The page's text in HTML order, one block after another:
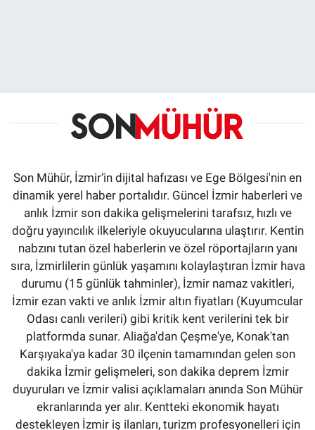
Son Mühür, İzmir’in dijital hafızası ve Ege Bölgesi'nin en
dinamik yerel haber portalıdır. Güncel İzmir haberleri ve
anlık İzmir son dakika gelişmelerini tarafsız, hızlı ve
doğru yayıncılık ilkeleriyle okuyucularına ulaştırır. Kentin
nabzını tutan özel haberlerin ve özel röportajların yanı
sıra, İzmirlilerin günlük yaşamını kolaylaştıran İzmir hava
durumu (15 günlük tahminler), İzmir namaz vakitleri,
İzmir ezan vakti ve anlık İzmir altın fiyatları (Kuyumcular
Odası canlı verileri) gibi kritik kent verilerini tek bir
platformda sunar. Aliağa'dan Çeşme'ye, Konak'tan
Karşıyaka'ya kadar 30 ilçenin tamamından gelen son
dakika İzmir gelişmeleri, son dakika deprem İzmir
duyuruları ve İzmir valisi açıklamaları anında Son Mühür
ekranlarında yer alır. Kentteki ekonomik hayatı
destekleyen İzmir iş ilanları, turizm profesyonelleri için